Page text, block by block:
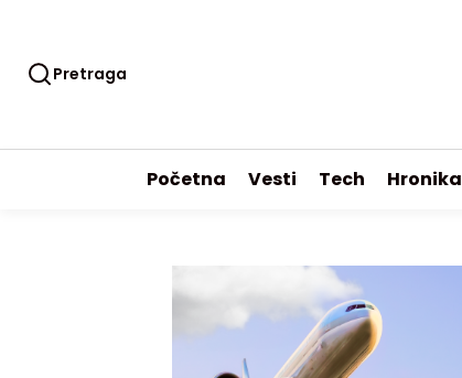
Pretraga
Početna Vesti Tech Hronika